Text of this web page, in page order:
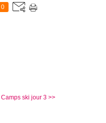
0
Camps ski jour 3 >>